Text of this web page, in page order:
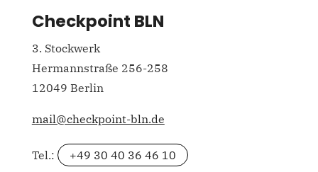
Checkpoint BLN
3. Stockwerk
Hermannstraße 256-258
12049 Berlin
mail@checkpoint-bln.de
Tel.:
+49 30 40 36 46 10